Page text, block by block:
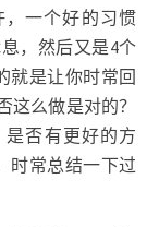
一个好的习惯
，然后又是4个
就是让你时常回
这么做是对的？
否有更好的方
时常总结一下过